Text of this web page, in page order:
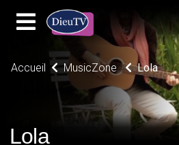
Accueil MusicZone Lola
Lola